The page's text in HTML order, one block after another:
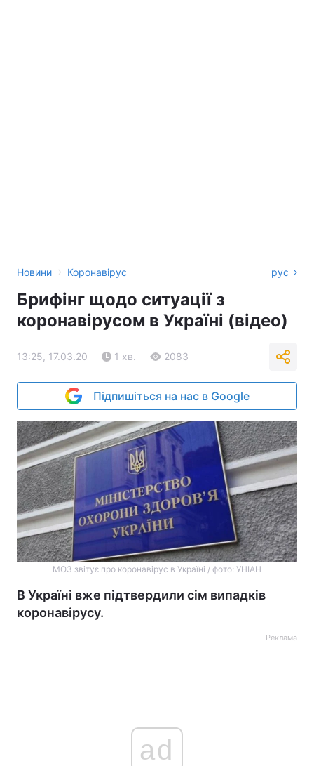
Новини › Коронавірус рус
Брифінг щодо ситуації з
коронавірусом в Україні (відео)
13:25, 17.03.20 1 хв. 2083
Підпишіться на нас в Google
МОЗ звітує про коронавірус в Україні / фото: УНІАН
В Україні вже підтвердили сім випадків
коронавірусу.
Реклама
ad